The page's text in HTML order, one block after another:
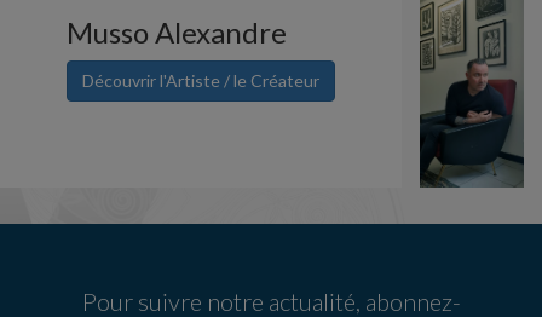
Musso Alexandre
Découvrir l'Artiste / le Créateur
Pour suivre notre actualité, abonnez-